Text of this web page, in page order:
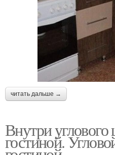
читать дальше →
Внутри
гостиной.